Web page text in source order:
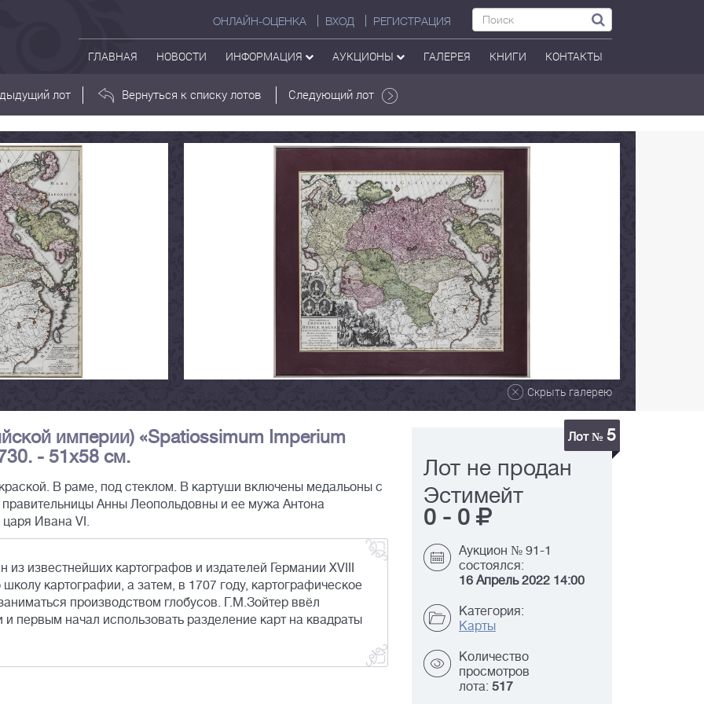
ОНЛАЙН-ОЦЕНКА ВХОД РЕГИСТРАЦИЯ
ГЛАВНАЯ НОВОСТИ ИНФОРМАЦИЯ АУКЦИОНЫ ГАЛЕРЕЯ КНИГИ КОНТАКТЫ
лот Вернуться к списку лотов Следующий лот
Скрыть галерею
империи) «Spatiossimum Imperium
- 51х58 см.
В раме, под стеклом. В картуши включены медальоны с
Анны Леопольдовны и ее мужа Антона
Ивана VI.
известнейших картографов и издателей Германии XVIII
картографии, а затем, в 1707 году, картографическое
производством глобусов. Г.М.Зойтер ввёл
первым начал использовать разделение карт на квадраты
Лот № 5
Лот не продан
Эстимейт
0 - 0
Аукцион № 91-1
состоялся:
16 Апрель 2022 14:00
Категория:
Карты
Количество
просмотров
лота: 517